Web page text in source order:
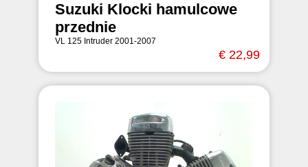
Suzuki Klocki hamulcowe
przednie
VL 125 Intruder 2001-2007
€ 22,99